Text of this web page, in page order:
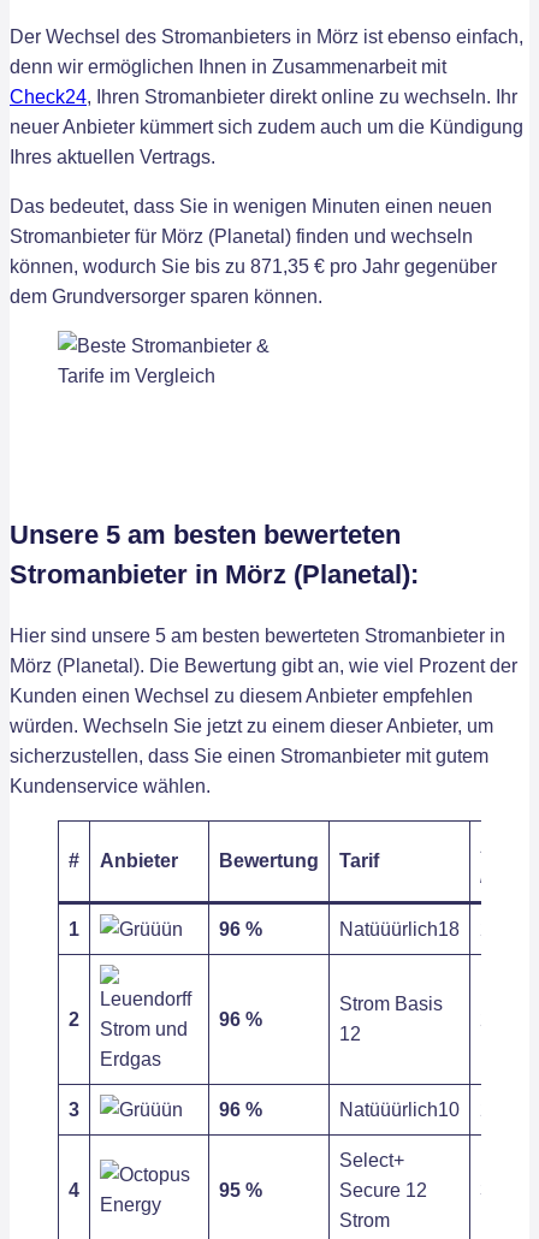
Der Wechsel des Stromanbieters in Mörz ist ebenso einfach,
denn wir ermöglichen Ihnen in Zusammenarbeit mit
Check24, Ihren Stromanbieter direkt online zu wechseln. Ihr
neuer Anbieter kümmert sich zudem auch um die Kündigung
Ihres aktuellen Vertrags.
Das bedeutet, dass Sie in wenigen Minuten einen neuen
Stromanbieter für Mörz (Planetal) finden und wechseln
können, wodurch Sie bis zu 871,35 € pro Jahr gegenüber
dem Grundversorger sparen können.
Unsere 5 am besten bewerteten
Stromanbieter in Mörz (Planetal):
Hier sind unsere 5 am besten bewerteten Stromanbieter in
Mörz (Planetal). Die Bewertung gibt an, wie viel Prozent der
Kunden einen Wechsel zu diesem Anbieter empfehlen
würden. Wechseln Sie jetzt zu einem dieser Anbieter, um
sicherzustellen, dass Sie einen Stromanbieter mit gutem
Kundenservice wählen.
# Anbieter Bewertung Tarif
/ kWh
1 96 % Natüüürlich18
2 96 %
Strom Basis
12
3 96 % Natüüürlich10
4 95 %
Select+
Secure 12
Strom
30,72